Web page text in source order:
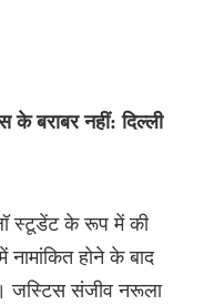
के बराबर नहीं: दिल्ली
लॉ स्टूडेंट के रूप में की
होने के बाद
जस्टिस संजीव नरूला